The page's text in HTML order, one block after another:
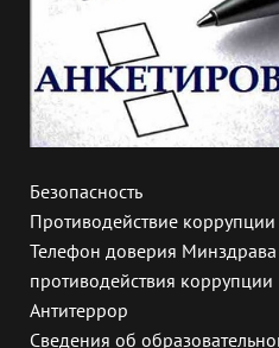
Безопасность
Противодействие коррупции
Телефон доверия
противодействия коррупции
Антитеррор
Сведения об